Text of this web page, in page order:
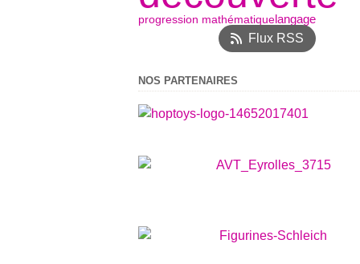
progression mathématiquelangage
Flux RSS
NOS PARTENAIRES